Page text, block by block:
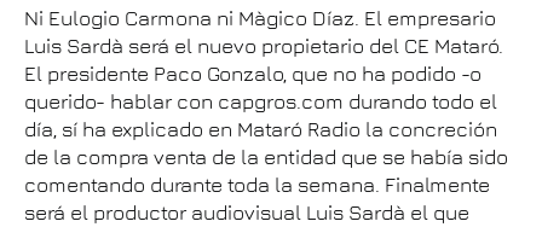
Ni Eulogio Carmona ni Màgico Díaz. El empresario
Luis Sardà será el nuevo propietario del CE Mataró.
El presidente Paco Gonzalo, que no ha podido -o
querido- hablar con capgros.com durando todo el
día, sí ha explicado en Mataró Radio la concreción
de la compra venta de la entidad que se había sido
comentando durante toda la semana. Finalmente
será el productor audiovisual Luis Sardà el que